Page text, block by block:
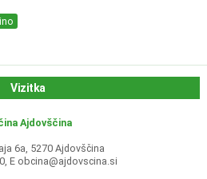
Vizitka
Ajdovščina
6a, 5270 Ajdovščina
E obcina@ajdovscina.si